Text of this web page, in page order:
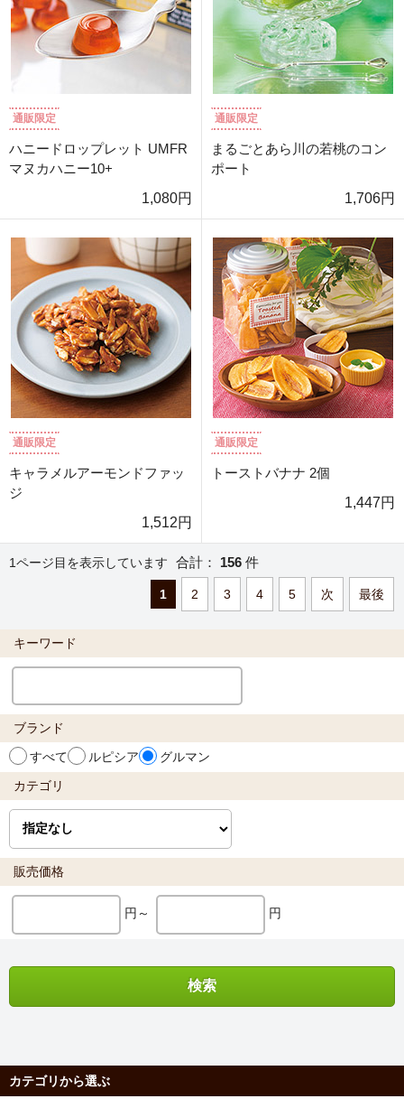
通販限定
ハニードロップレット UMFR
マヌカハニー10+
1,080円
通販限定
まるごとあら川の若桃のコン
ポート
1,706円
通販限定
キャラメルアーモンドファッ
ジ
1,512円
通販限定
トーストバナナ 2個
1,447円
1ページ目を表示しています 合計： 156 件
1 2 3 4 5 次 最後
キーワード
ブランド
すべて
ルピシア グルマン
カテゴリ
販売価格
円～ 円
カテゴリから選ぶ